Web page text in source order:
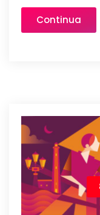
Continua